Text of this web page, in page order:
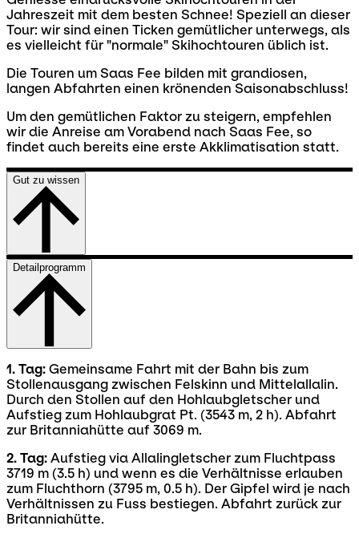
Jahreszeit mit dem besten Schnee! Speziell an dieser
Tour: wir sind einen Ticken gemütlicher unterwegs, als
es vielleicht für "normale" Skihochtouren üblich ist.
Die Touren um Saas Fee bilden mit grandiosen,
langen Abfahrten einen krönenden Saisonabschluss!
Um den gemütlichen Faktor zu steigern, empfehlen
wir die Anreise am Vorabend nach Saas Fee, so
findet auch bereits eine erste Akklimatisation statt.
Gut zu wissen
Detailprogramm
1. Tag: Gemeinsame Fahrt mit der Bahn bis zum
Stollenausgang zwischen Felskinn und Mittelallalin.
Durch den Stollen auf den Hohlaubgletscher und
Aufstieg zum Hohlaubgrat Pt. (3543 m, 2 h). Abfahrt
zur Britanniahütte auf 3069 m.
2. Tag: Aufstieg via Allalingletscher zum Fluchtpass
3719 m (3.5 h) und wenn es die Verhältnisse erlauben
zum Fluchthorn (3795 m, 0.5 h). Der Gipfel wird je nach
Verhältnissen zu Fuss bestiegen. Abfahrt zurück zur
Britanniahütte.